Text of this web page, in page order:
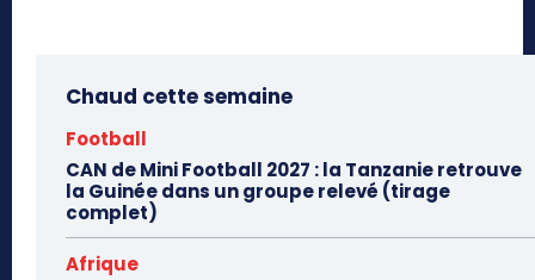
Chaud cette semaine
Football
CAN de Mini Football 2027 : la Tanzanie retrouve
la Guinée dans un groupe relevé (tirage
complet)
Afrique